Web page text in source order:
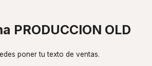
PRODUCCION OLD
poner tu texto de ventas.